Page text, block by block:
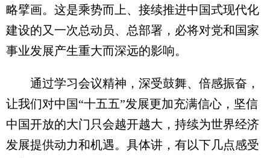
略擘画。这是乘势而上、接续推进中国式现代化
建设的又一次总动员、总部署，必将对党和国家
事业发展产生重大而深远的影响。
通过学习会议精神，深受鼓舞、倍感振奋，
让我们对中国“十五五”发展更加充满信心，坚信
中国开放的大门只会越开越大，持续为世界经济
发展提供动力和机遇。具体讲，有以下几点感受